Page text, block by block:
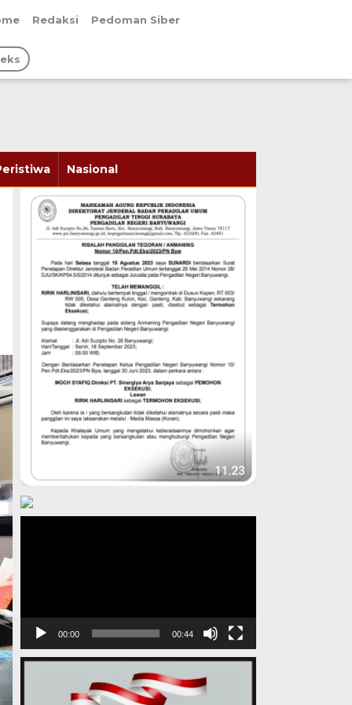
Redaksi Pedoman Siber
Nasional
00:00 00:44